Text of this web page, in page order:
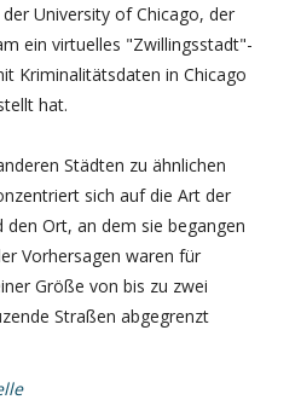
University of Chicago, der
ein virtuelles "Zwillingsstadt"-
Kriminalitätsdaten in Chicago
hat.
Städten zu ähnlichen
sich auf die Art der
Ort, an dem sie begangen
Vorhersagen waren für
Größe von bis zu zwei
Straßen abgegrenzt